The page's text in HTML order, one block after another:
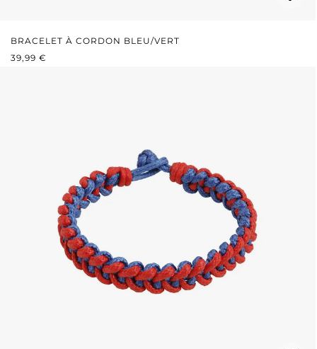
BRACELET À CORDON BLEU/VERT
PRIX RÉGULIER :
39,99 €